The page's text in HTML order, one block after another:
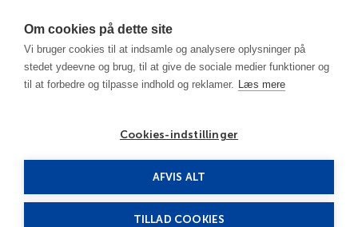
Om cookies på dette site
Vi bruger cookies til at indsamle og analysere oplysninger på
stedet ydeevne og brug, til at give de sociale medier funktioner og
til at forbedre og tilpasse indhold og reklamer. Læs mere
Cookies-indstillinger
AFVIS ALT
TILLAD COOKIES
Pamukkale - Denizli